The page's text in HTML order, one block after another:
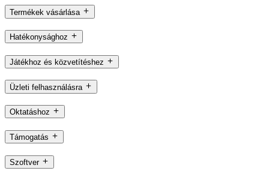
Termékek vásárlása
Hatékonysághoz
Játékhoz és közvetítéshez
Üzleti felhasználásra
Oktatáshoz
Támogatás
Szoftver